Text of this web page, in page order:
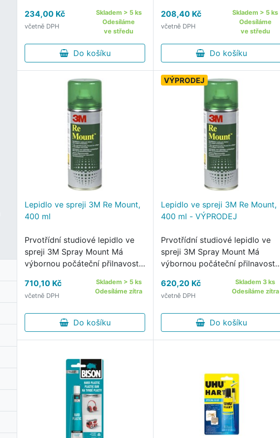
234,00 Kč
včetně DPH
Skladem > 5 ks
Odesíláme
ve středu
Do košíku
možnost korekce do 2 minut
kvalitní struktura po vytvrzení je
přilnavost …
208,40 Kč
včetně DPH
Skladem > 5 ks
Odesíláme
ve středu
Do košíku
Lepidlo ve spreji 3M Re Mount,
400 ml
Prvotřídní studiové lepidlo ve
spreji 3M Spray Mount Má
výbornou počáteční přilnavost
dobu ještě přemisťovat (až 12
hodin po nanesení) Je ideální
710,10 Kč
včetně DPH
Skladem > 5 ks
Odesíláme zítra
Do košíku
VÝPRODEJ
Lepidlo ve spreji 3M Re Mount,
400 ml - VÝPRODEJ
Prvotřídní studiové lepidlo ve
spreji 3M Spray Mount Má
výbornou počáteční přilnavost
dobu ještě přemisťovat (až 12
hodin po nanesení) Je ideální
620,20 Kč
včetně DPH
Skladem 3 ks
Odesíláme zítra
Do košíku